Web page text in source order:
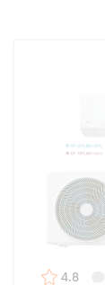
4.8